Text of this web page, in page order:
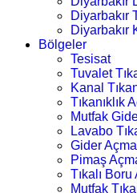
Diyarbakır
Diyarbakır
Bölgeler
Tesisat
Tuvalet
Kanal
Tıkanıklık
Mutfak
Lavabo
Gider Açma
Pimaş
Tıkalı Boru
Mutfak